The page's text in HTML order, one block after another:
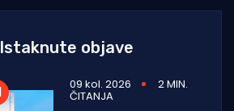
Istaknute objave
09 kol. 2026 2 MIN.
ČITANJA